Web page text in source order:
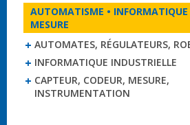
AUTOMATISME • INFORMATIQUE
MESURE
AUTOMATES, RÉGULATEURS,
INFORMATIQUE INDUSTRIELLE
CAPTEUR, CODEUR, MESURE,
INSTRUMENTATION